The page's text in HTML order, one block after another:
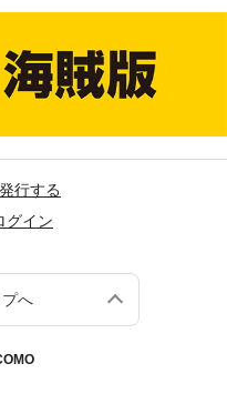
行する
グイン
へ